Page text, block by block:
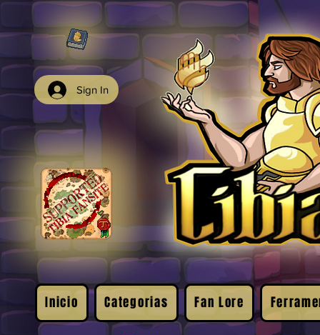
Sign In
Inicio Categorias Fan Lore